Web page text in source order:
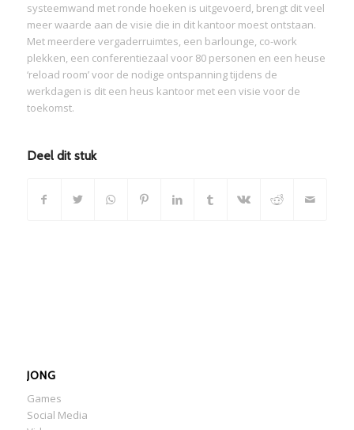
systeemwand met ronde hoeken is uitgevoerd, brengt dit veel
meer waarde aan de visie die in dit kantoor moest ontstaan.
Met meerdere vergaderruimtes, een barlounge, co-work
plekken, een conferentiezaal voor 80 personen en een heuse
‘reload room’ voor de nodige ontspanning tijdens de
werkdagen is dit een heus kantoor met een visie voor de
toekomst.
Deel dit stuk
JONG
Games
Social Media